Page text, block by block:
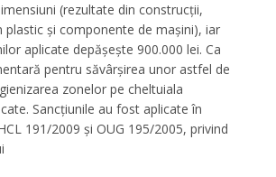
(rezultate din construcții,
și componente de mașini), iar
aplicate depășește 900.000 lei. Ca
pentru săvârșirea unor astfel de
zonelor pe cheltuiala
Sancțiunile au fost aplicate în
191/2009 și OUG 195/2005, privind